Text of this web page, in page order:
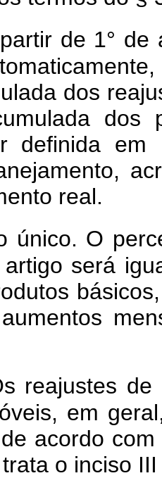
de 1°
dos
dos
definida em
real.
único. O
será
reajustes
em
acordo
o inciso